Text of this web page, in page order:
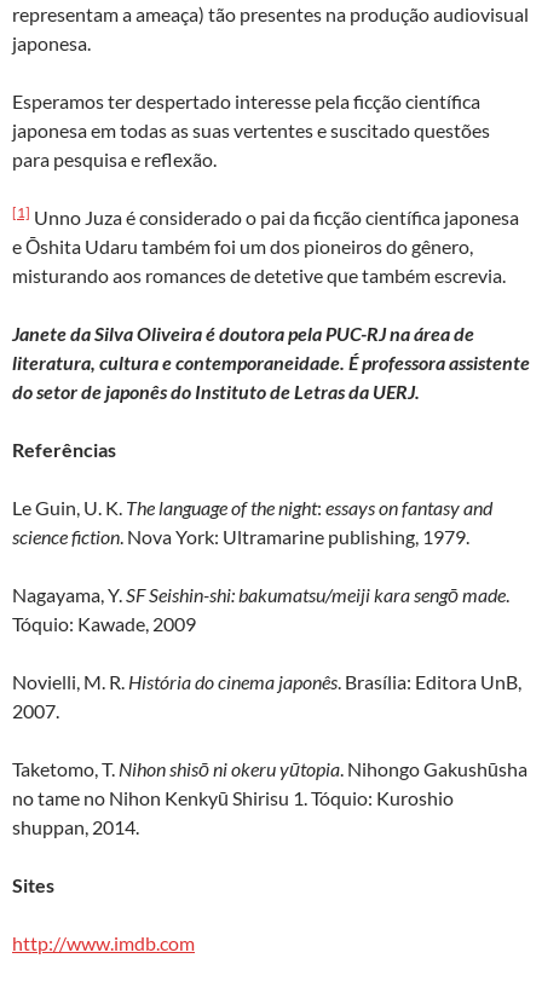
representam a ameaça) tão presentes na produção audiovisual
japonesa.
Esperamos ter despertado interesse pela ficção científica
japonesa em todas as suas vertentes e suscitado questões
para pesquisa e reflexão.
[1] Unno Juza é considerado o pai da ficção científica japonesa
e Ōshita Udaru também foi um dos pioneiros do gênero,
misturando aos romances de detetive que também escrevia.
Janete da Silva Oliveira é doutora pela PUC-RJ na área de
literatura, cultura e contemporaneidade. É professora assistente
do setor de japonês do Instituto de Letras da UERJ.
Referências
Le Guin, U. K. The language of the night: essays on fantasy and
science fiction. Nova York: Ultramarine publishing, 1979.
Nagayama, Y.SF Seishin-shi: bakumatsu/meiji kara sengō made.
Tóquio: Kawade, 2009
Novielli, M. R. História do cinema japonês. Brasília: Editora UnB,
2007.
Taketomo, T. Nihon shisō ni okeru yūtopia. Nihongo Gakushūsha
no tame no Nihon Kenkyū Shirisu 1. Tóquio: Kuroshio
shuppan, 2014.
Sites
http://www.imdb.com